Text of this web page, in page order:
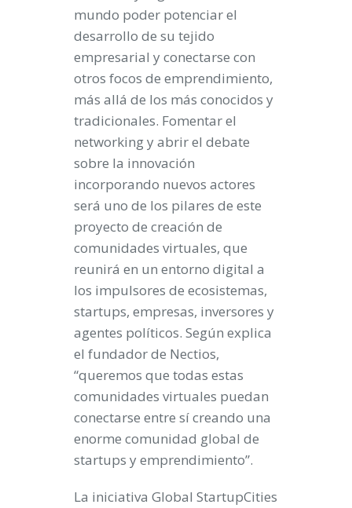
mundo poder potenciar el
desarrollo de su tejido
empresarial y conectarse con
otros focos de emprendimiento,
más allá de los más conocidos y
tradicionales. Fomentar el
networking y abrir el debate
sobre la innovación
incorporando nuevos actores
será uno de los pilares de este
proyecto de creación de
comunidades virtuales, que
reunirá en un entorno digital a
los impulsores de ecosistemas,
startups, empresas, inversores y
agentes políticos. Según explica
el fundador de Nectios,
“queremos que todas estas
comunidades virtuales puedan
conectarse entre sí creando una
enorme comunidad global de
startups y emprendimiento”.
La iniciativa Global StartupCities